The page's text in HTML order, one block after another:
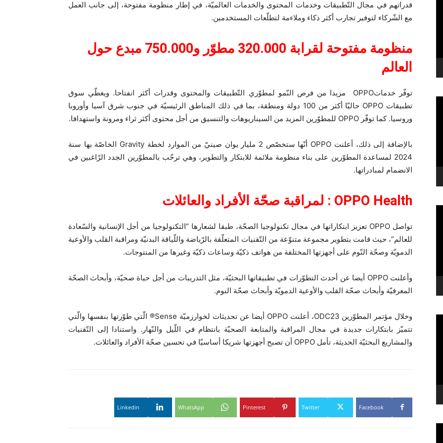
قدراتهم في مجال التّطبيقات وخدمات المحتوى والخدمات العالميّة، في إطار منظومة مفتوحة، إلى جانب العمل
مع الشّركاء لتوفير تجارب أكثر ذكاء وملاءمة لتطلّعات المستخدمين.
منظومة مفتوحة لقرابة 320.000 مطوّر و750.000 مبدع حول
العالم
توفّر خدماتOPPO مزيدا من فرص النّمو لمطوّري التّطبيقات والمحتوى وقدرات أكثر انفتاحا. ويغطّي سوق
تطبيقات OPPO حاليّا أكثر من 100 دولة ومنطقة، بما في ذلك المناطق الرئيسيّة في جنوب شرق آسيا وأوروبا
وروسيا. كما توفّر OPPO للمطوّرين المزيد من السيناريوهات والتنسيق من أجل محتوى أكثر ثراء ومرونة واستهدافا.
بالإضافة إلى ذلك، أعلنت OPPO أنّها ستخصّص 2 مليار يوان صينيّ من الموارد لخطة Gravity الخاصّة بها سنة
2024 لمساعدة المطوّرين على بناء منظومة ملائمة للابتكار والتطوير، وهي ترحّب بالمطوّرين الجدد الرّاغبين في
الانضمام لمبادراتها.
OPPO Health : لمراقبة صحّة الأفراد والعائلات
تواصل OPPO تعزيز ابتكاراتها في مجال تكنولوجيا الصحّة، طبقا لشعارها “التكنولوجيا من أجل الإنسانية والسّعادة
للعالم”، حيث قامت بتطوير مجموعة متنوّعة من التّقنيات المتعلّقة بالرّياضة واللّياقة البدنيّة ومراقبة القلب والأوعية
الدمويّة وصحّة النّوم على أجهزتها المختلفة من هواتف ذكيّة وساعات ذكيّة وغيرها من المنتوجات.
وأعلنت OPPO أيضا عن أحدث التطوّرات في تطبيقاتها البحثيّة، مثل التدريبات من أجل حياة صحيّة، وأبحاث الصحّة
المعرفيّة وأبحاث صحّة القلب والأوعية الدمويّة وأبحاث صحّة النوم.
وخلال مؤتمر المطوّرين ODC23، أعلنت OPPO أيضا عن تحديثات لخوارزميّة Sense® الّتي طوّرتها بنفسها والّتي
تتميّز بابتكارات جديدة في مجال المراقبة والمتابعة الصحيّة بانتظام في اللّيل والنّهار. واستنادا إلى التّقنيات
والمشاريع البحثيّة الحديثة، تأمل OPPO أن تصبح أجهزتها شريكا أساسيّا في تحسين صحّة الأفراد والعائلات.
Facebook
Twitter
Pinterest
WhatsApp
Linkedin